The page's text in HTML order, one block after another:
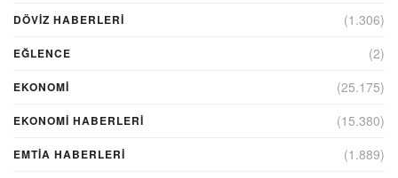
DÖVIZ HABERLERI (1.306)
EĞLENCE (2)
EKONOMİ (25.175)
EKONOMI HABERLERI (15.380)
EMTIA HABERLERI (1.889)